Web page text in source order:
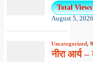
Total
August 5, 2026
Uncategorized,
नीरा आर्य